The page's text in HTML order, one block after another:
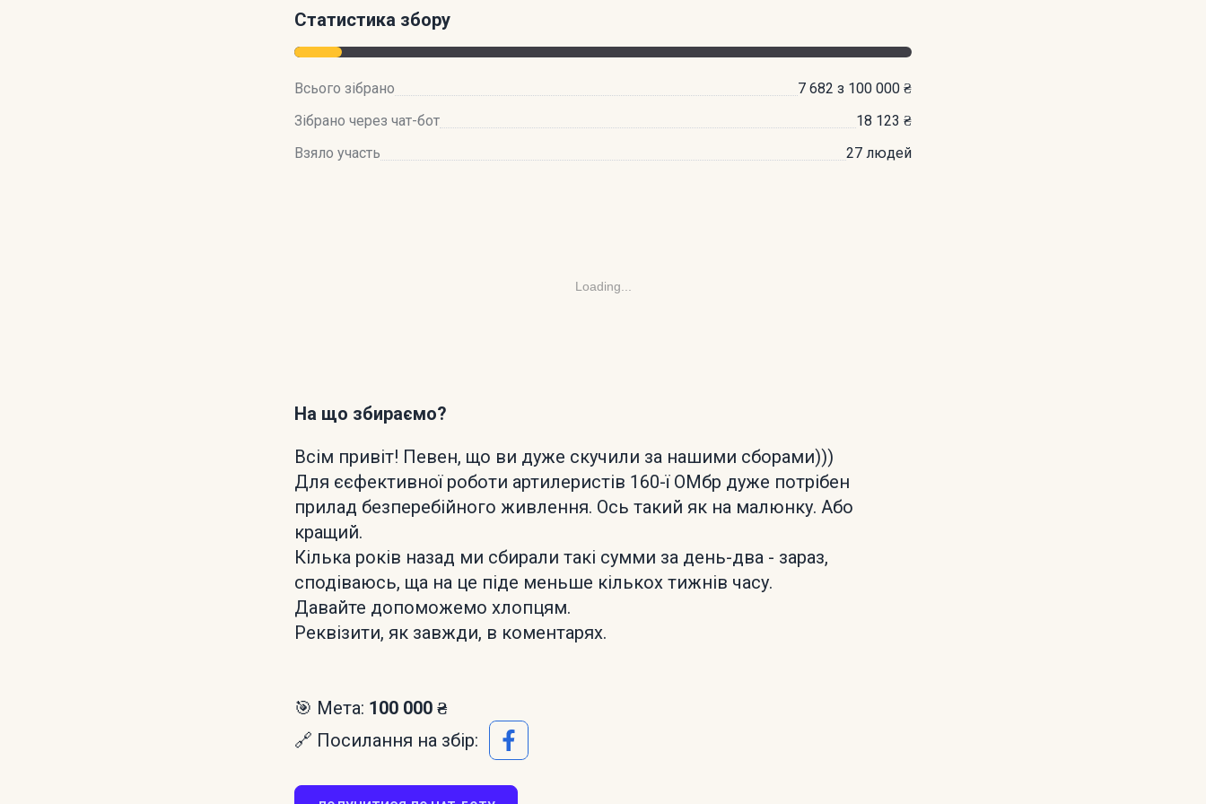
Статистика збору
Всього зібрано
7 682 з 100 000 ₴
Зібрано через чат-бот
18 123 ₴
Взяло участь
27 людей
Loading...
На що збираємо?
Всім привіт! Певен, що ви дуже скучили за нашими сборами)))
Для єєфективної роботи артилеристів 160-ї ОМбр дуже потрібен
прилад безперебійного живлення. Ось такий як на малюнку. Або
кращий.
Кілька років назад ми сбирали такі сумми за день-два - зараз,
сподіваюсь, ща на це піде меньше кількох тижнів часу.
Давайте допоможемо хлопцям.
Реквізити, як завжди, в коментарях.
🎯 Мета: 100 000 ₴
🔗 Посилання на збір: